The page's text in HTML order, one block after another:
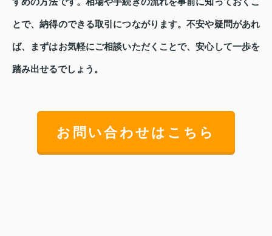
とで、納得のできる取引につながります。不安や疑問があれ
ば、まずはお気軽にご相談いただくことで、安心して一歩を
踏み出せるでしょう。
お問い合わせはこちら